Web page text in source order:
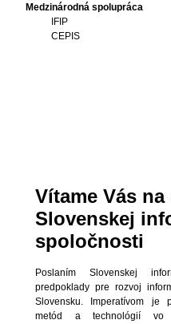
Medzinárodná spolupráca
IFIP
CEPIS
Vítame Vás
Slovenskej
spoločnosti
Poslaním Slovenskej
predpoklady pre rozvoj
Slovensku. Imperatívom je
metód a technológií vo